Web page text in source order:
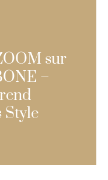
sur
–
Style